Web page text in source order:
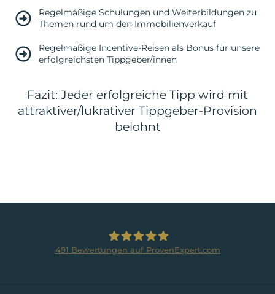
Regelmäßige Schulungen und Weiterbildungen zu
Themen rund um den Immobilienverkauf
Regelmäßige Incentive-Reisen als Bonus für unsere
erfolgreichsten Tippgeber/innen
Fazit: Jeder erfolgreiche Tipp wird mit
attraktiver/lukrativer Tippgeber-Provision
belohnt
491 Bewertungen auf ProvenExpert.com